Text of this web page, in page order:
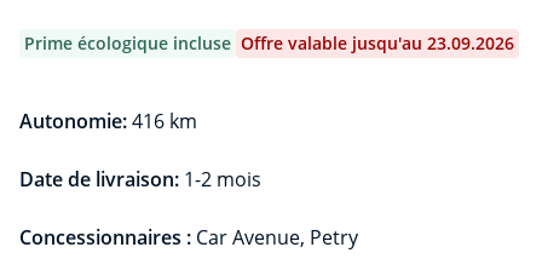
Prime écologique incluse Offre valable jusqu'au 23.09.2026
Autonomie:416 km
Date de livraison: 1-2 mois
Concessionnaires : Car Avenue, Petry